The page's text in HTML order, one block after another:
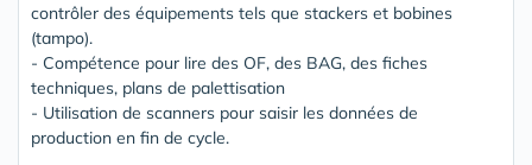
contrôler des équipements tels que stackers et bobines
(tampo).
- Compétence pour lire des OF, des BAG, des fiches
techniques, plans de palettisation
- Utilisation de scanners pour saisir les données de
production en fin de cycle.